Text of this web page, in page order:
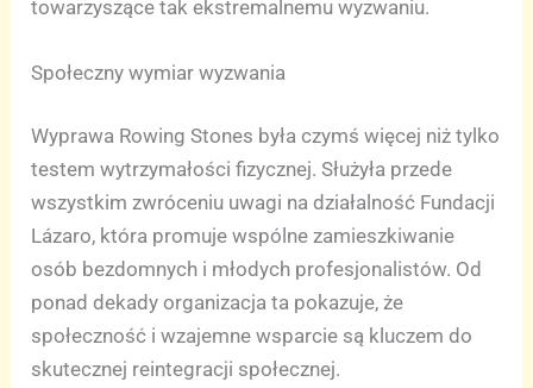
towarzyszące tak ekstremalnemu wyzwaniu.
Społeczny wymiar wyzwania
Wyprawa Rowing Stones była czymś więcej niż tylko
testem wytrzymałości fizycznej. Służyła przede
wszystkim zwróceniu uwagi na działalność Fundacji
Lázaro, która promuje wspólne zamieszkiwanie
osób bezdomnych i młodych profesjonalistów. Od
ponad dekady organizacja ta pokazuje, że
społeczność i wzajemne wsparcie są kluczem do
skutecznej reintegracji społecznej.